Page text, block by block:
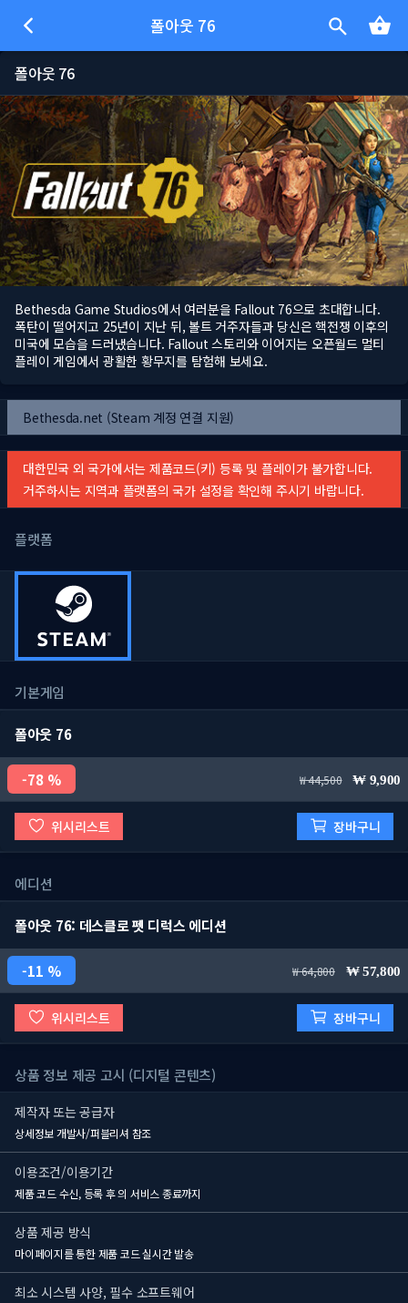
폴아웃 76
폴아웃 76
Bethesda Game Studios에서 여러분을 Fallout 76으로 초대합니다.
폭탄이 떨어지고 25년이 지난 뒤, 볼트 거주자들과 당신은 핵전쟁 이후의
미국에 모습을 드러냈습니다. Fallout 스토리와 이어지는 오픈월드 멀티
플레이 게임에서 광활한 황무지를 탐험해 보세요.
Bethesda.net (Steam 계정 연결 지원)
대한민국 외 국가에서는 제품코드(키) 등록 및 플레이가 불가합니다.
거주하시는 지역과 플랫폼의 국가 설정을 확인해 주시기 바랍니다.
플랫폼
기본게임
폴아웃 76
78 % 44,500 9,900
위시리스트 장바구니
에디션
폴아웃 76: 데스클로 펫 디럭스 에디션
11 % 64,800 57,800
위시리스트 장바구니
상품 정보 제공 고시 (디지털 콘텐츠)
제작자 또는 공급자
상세정보 개발사/퍼블리셔 참조
이용조건/이용기간
제품 코드 수신, 등록 후의 서비스 종료까지
상품 제공 방식
마이페이지를 통한 제품 코드 실시간 발송
최소 시스템 사양, 필수 소프트웨어